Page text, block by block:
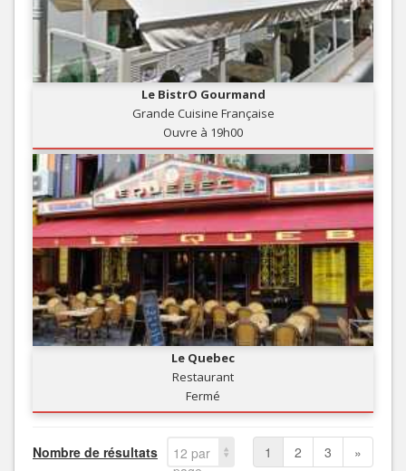
Le BistrO Gourmand
Grande Cuisine Française
Ouvre à 19h00
Le Quebec
Restaurant
Fermé
Nombre de résultats
12 par
1 2 3 »